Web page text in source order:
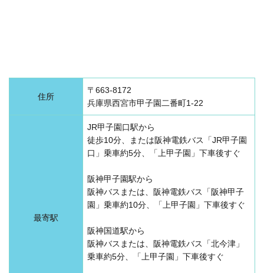
住所
〒663-8172
兵庫県西宮市甲子園二番町1-22
最寄駅
JR甲子園口駅から
徒歩10分、または阪神電鉄バス「JR甲子園
口」乗車約5分、「上甲子園」下車後すぐ
阪神甲子園駅から
阪神バスまたは、阪神電鉄バス「阪神甲子
園」乗車約10分、「上甲子園」下車後すぐ
阪神国道駅から
阪神バスまたは、阪神電鉄バス「北今津」
乗車約5分、「上甲子園」下車後すぐ